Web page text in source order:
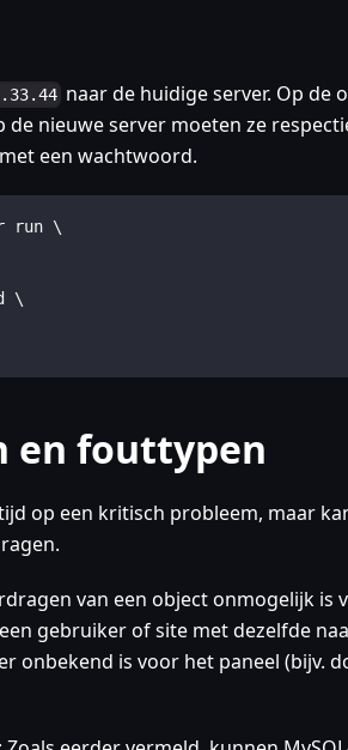
naar de huidige server. Op de
de nieuwe server moeten ze
een wachtwoord.
run \
\
en fouttypen
op een kritisch probleem, maar
van een object onmogelijk is
gebruiker of site met dezelfde
onbekend is voor het paneel (bijv.